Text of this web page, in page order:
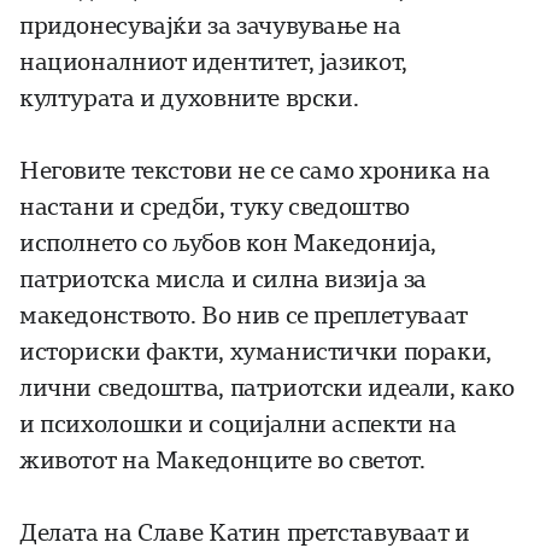
придонесувајќи за зачувување на
националниот идентитет, јазикот,
културата и духовните врски.
Неговите текстови не се само хроника на
настани и средби, туку сведоштво
исполнето со љубов кон Македонија,
патриотска мисла и силна визија за
македонството. Во нив се преплетуваат
историски факти, хуманистички пораки,
лични сведоштва, патриотски идеали, како
и психолошки и социјални аспекти на
животот на Македонците во светот.
Делата на Славе Катин претставуваат и